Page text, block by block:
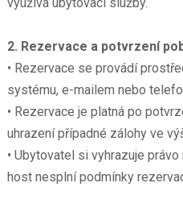
využívá ubytovací služby.
2. Rezervace a potvrzení
• Rezervace se provádí
systému, e-mailem nebo
• Rezervace je platná po
uhrazení případné zálohy ve
• Ubytovatel si vyhrazuje
host nesplní podmínky